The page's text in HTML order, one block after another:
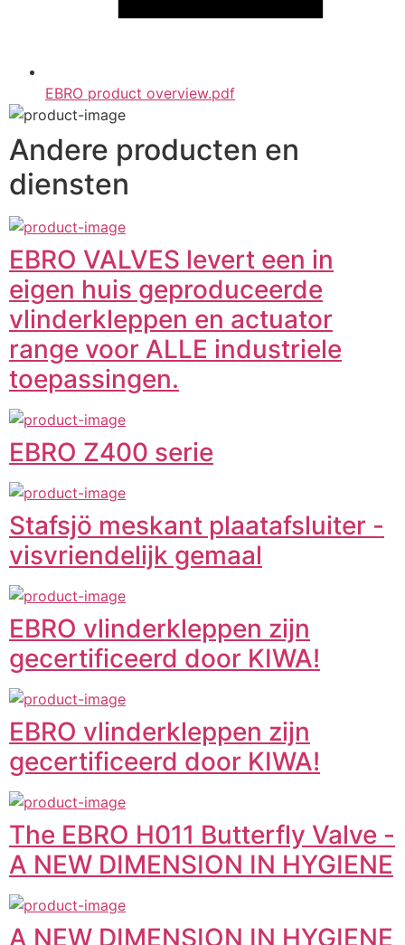
EBRO product overview.pdf
Andere producten en
diensten
EBRO VALVES levert een in
eigen huis geproduceerde
vlinderkleppen en actuator
range voor ALLE industriele
toepassingen.
EBRO Z400 serie
Stafsjö meskant plaatafsluiter -
visvriendelijk gemaal
EBRO vlinderkleppen zijn
gecertificeerd door KIWA!
EBRO vlinderkleppen zijn
gecertificeerd door KIWA!
The EBRO H011 Butterfly Valve -
A NEW DIMENSION IN HYGIENE
A NEW DIMENSION IN HYGIENE